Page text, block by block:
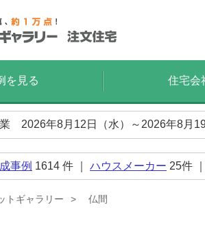
を見る 住宅会
2026年8月12日（水）～2026年8月
事例 1614 件 ｜ ハウスメーカー 25件
トギャラリー 仏間